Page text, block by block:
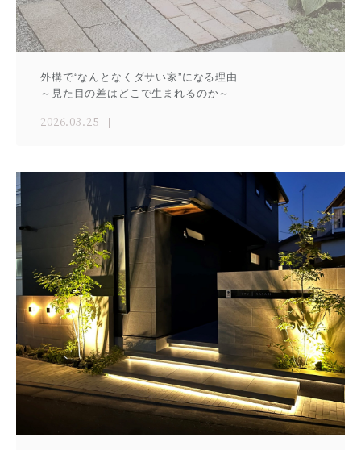
外構で“なんとなくダサい家”になる理由
～見た目の差はどこで生まれるのか～
2026.03.25